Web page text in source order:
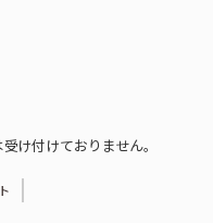
け付けておりません。